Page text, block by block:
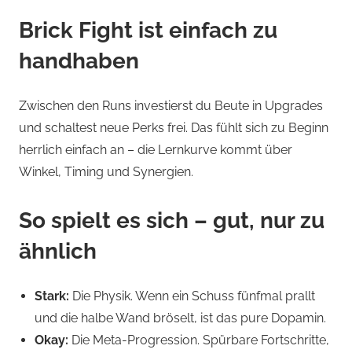
Brick Fight ist einfach zu
handhaben
Zwischen den Runs investierst du Beute in Upgrades
und schaltest neue Perks frei. Das fühlt sich zu Beginn
herrlich einfach an – die Lernkurve kommt über
Winkel, Timing und Synergien.
So spielt es sich – gut, nur zu
ähnlich
Stark: Die Physik. Wenn ein Schuss fünfmal prallt
und die halbe Wand bröselt, ist das pure Dopamin.
Okay: Die Meta-Progression. Spürbare Fortschritte,